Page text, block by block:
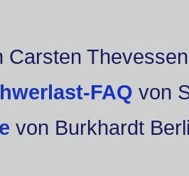
Carsten Thevessen
FAQ von
von Burkhardt